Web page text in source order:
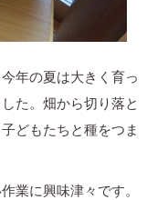
年の夏は大きく育っ
た。畑から切り落と
どもたちと種をつま
業に興味津々です。